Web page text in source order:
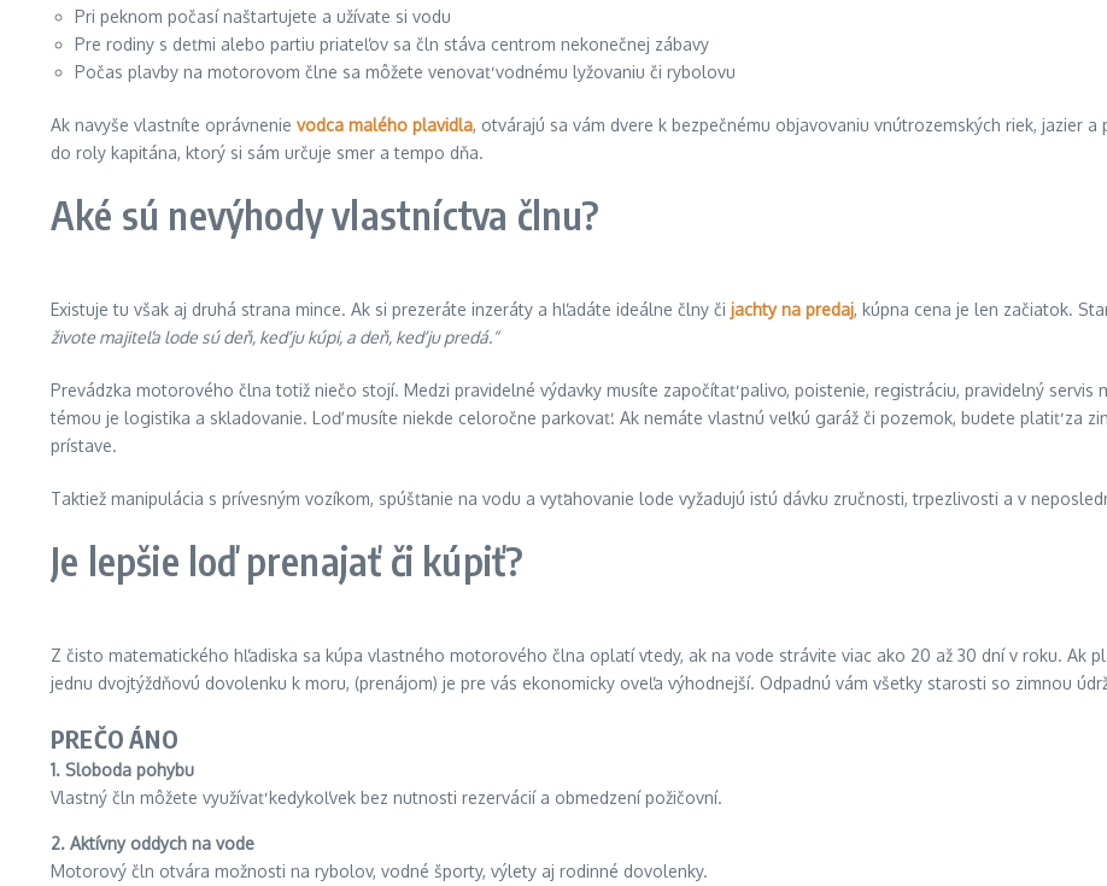
Pri peknom počasí naštartujete a užívate si vodu
Pre rodiny s deťmi alebo partiu priateľov sa čln stáva centrom nekonečnej zábavy
Počas plavby na motorovom člne sa môžete venovať vodnému lyžovaniu či rybolovu
Ak navyše vlastníte oprávnenie vodca malého plavidla, otvárajú sa vám dvere k bezpečnému objavovaniu vnútrozemských riek, jazier
do roly kapitána, ktorý si sám určuje smer a tempo dňa.
Aké sú nevýhody vlastníctva člnu?
Existuje tu však aj druhá strana mince. Ak si prezeráte inzeráty a hľadáte ideálne člny či jachty na predaj, kúpna cena je len začiatok.
živote majiteľa lode sú deň, keď ju kúpi, a deň, keď ju predá.“
Prevádzka motorového člna totiž niečo stojí. Medzi pravidelné výdavky musíte započítať palivo, poistenie, registráciu, pravidelný servis
témou je logistika a skladovanie. Loď musíte niekde celoročne parkovať. Ak nemáte vlastnú veľkú garáž či pozemok, budete platiť za
prístave.
Taktiež manipulácia s prívesným vozíkom, spúšťanie na vodu a vyťahovanie lode vyžadujú istú dávku zručnosti, trpezlivosti a v
Je lepšie loď prenajať či kúpiť?
Z čisto matematického hľadiska sa kúpa vlastného motorového člna oplatí vtedy, ak na vode strávite viac ako 20 až 30 dní v roku. Ak
jednu dvojtýždňovú dovolenku k moru, (prenájom) je pre vás ekonomicky oveľa výhodnejší. Odpadnú vám všetky starosti so zimnou
PREČO ÁNO
1. Sloboda pohybu
Vlastný čln môžete využívať kedykoľvek bez nutnosti rezervácií a obmedzení požičovní.
2. Aktívny oddych na vode
Motorový čln otvára možnosti na rybolov, vodné športy, výlety aj rodinné dovolenky.